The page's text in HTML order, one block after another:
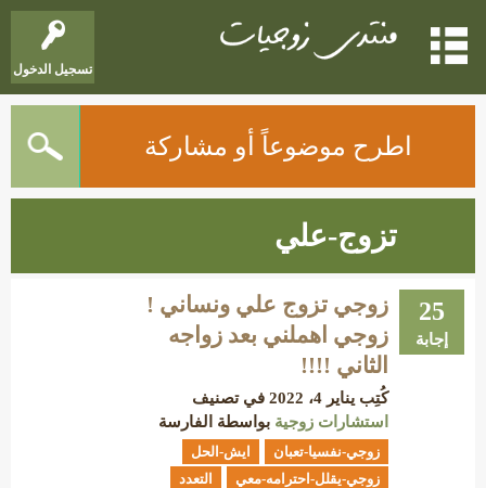
تسجيل الدخول
اطرح موضوعاً أو مشاركة
تزوج-علي
25
إجابة
زوجي تزوج علي ونساني !
زوجي اهملني بعد زواجه
الثاني !!!!
كُتِب يناير 4، 2022
في تصنيف
استشارات زوجية بواسطة الفارسة
زوجي-نفسيا-تعبان
ايش-الحل
زوجي-يقلل-احترامه-معي
التعدد